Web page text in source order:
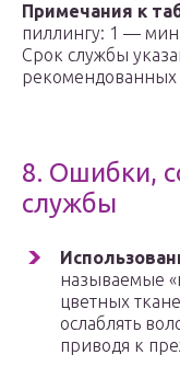
Примечания к
пиллингу: 1 —
Срок службы
рекомендованных
8. Ошибки,
службы
называемые
цветных
ослаблять
приводя к